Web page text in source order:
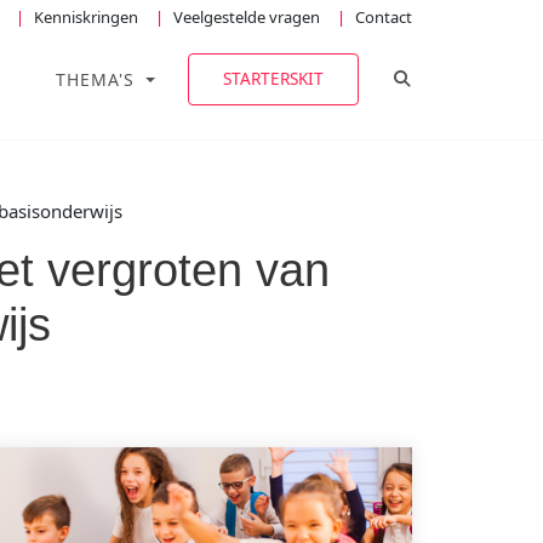
Kenniskringen Veelgestelde vragen Contact
THEMA'S STARTERSKIT
vergroten van